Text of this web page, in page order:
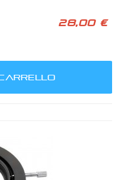
28,00 €